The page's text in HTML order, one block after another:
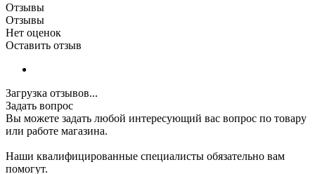
Отзывы
Отзывы
Нет оценок
Оставить отзыв
Загрузка отзывов...
Задать вопрос
Вы можете задать любой интересующий вас вопрос по товару
или работе магазина.
Наши квалифицированные специалисты обязательно вам
помогут.